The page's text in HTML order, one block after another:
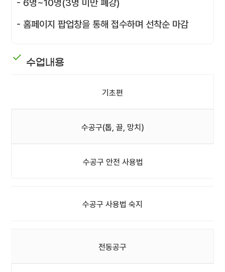
- 6명~10명(3명 미만 폐강)
- 홈페이지 팝업창을 통해 접수하며 선착순 마감
수업내용
기초편
수공구(톱, 끌, 망치)
수공구 안전 사용법
수공구 사용법 숙지
전동공구